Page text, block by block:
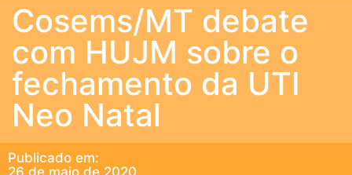
Cosems/MT debate
com HUJM sobre o
fechamento da UTI
Neo Natal
Publicado em:
26 de maio de 2020